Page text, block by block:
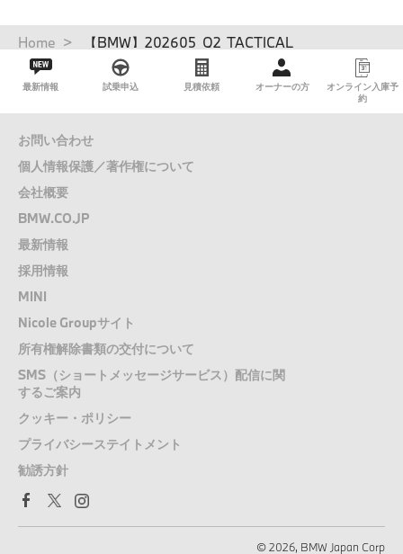
パ
ン
ず
Home 【BMW】202605_Q2_TACTICAL
最新情報 試乗申込 見積依頼 オーナーの方
オンライン入庫予
約
お問い合わせ
個人情報保護／著作権について
会社概要
BMW.CO.JP
最新情報
採用情報
MINI
Nicole Groupサイト
所有権解除書類の交付について
SMS（ショートメッセージサービス）配信に関
するご案内
クッキー・ポリシー
プライバシーステイトメント
勧誘方針
© 2026, BMW Japan Corp